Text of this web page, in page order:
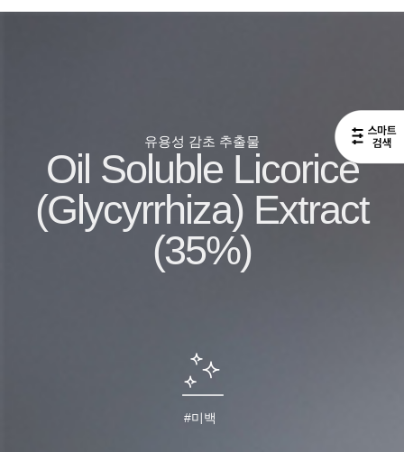
유용성 감초 추출물
Oil Soluble Licorice
(Glycyrrhiza) Extract
(35%)
#미백